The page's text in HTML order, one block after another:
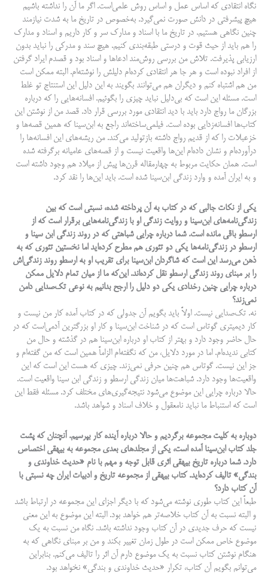
نگاه انتقادی که اساس عمل و اساس روش علمی‌است. اگر ما آن را نداشته باشیم
هیچ پیشرفتی در دانش صورت نمی‌گیرد. به‌خصوص در تاریخ ما به شدت نیازمند
چنین نگاهی هستیم. در تاریخ ما با اسناد و مدارک سر و کار داریم و اسناد و مدارک
را هم باید از حیث قوت و درستی طبقه‌بندی کنیم. هیچ سند و مدرکی را نباید بدون
ارزیابی پذیرفت. تلاش من بررسی روش‌مند ادعاها و اسناد بود و قصدم ایراد گرفتن
از افراد نبوده است و هر جا هر انتقادی کرده‌ام دلیلش را نوشته‌ام. البته ممکن است
من هم اشتباه کنم و دیگران هم می‌توانند بگویند به این دلیل این استنتاج تو غلط
است. مسئله این است که بی‌دلیل نباید چیزی را بگوئیم. افسانه‌هایی را که درباره
بزرگان ما رواج دارد باید با دید انتقادی مورد بررسی قرار داد. قصد من از نوشتن این
کتاب‌ها افسانه‌زدایی بوده است. فیلمی‌ساخته‌اند راجع به ابن‌سینا که همین قصه‌ها و
خزعبلات را که از قدیم رواج داشته بازتولید می‌کند. من ریشه‌های این افسانه‌ها را
درآورده‌ام و نشان داده‌ام این‌ها واقعیت نیست و از قصه‌های عامیانه برگرفته شده
است. همان حکایت مربوط به چهارمقاله قرن‌ها پیش از میلاد هم وجود داشته است
و به ایران آمده و وارد زندگی ابن‌سینا شده است. باید این‌ها را نقد کرد.
یکی از نکات جالبی که در کتاب به آن پرداخته شده، نسبتی است که بین
زندگی‌نامه‌های ابن‌سینا و روایت زندگی او با زندگی‌نامه‌هایی برقرار است که از
ارسطو باقی مانده است. شما درباره چرایی شباهتی که در روند زندگی ابن سینا و
ارسطو در زندگی‌نامه‌ها یکی دو تئوری هم مطرح کرده‌اید اما نخستین تئوری که به
ذهن می‌رسد این است که شاگردان ابن‌سینا برای تقریب او به ارسطو روند زندگی‌اش
را بر مبنای روند زندگی ارسطو نقل کرده‌اند. این‌که ما از میان تمام دلایل ممکن
درباره چرایی چنین رخدادی یکی دو دلیل را ارجح بدانیم به نوعی تک‌صدایی دامن
نمی‌زند؟
نه. تک‌صدایی نیست. اولاً باید بگویم آن جدولی که در کتاب آمده کار من نیست و
کار دیمیتری گوتاس است که در شناخت ابن‌سینا و کار او بزرگترین آدمی‌است که در
حال حاضر وجود دارد و بهتر از کتاب او درباره ابن‌سینا هم در گذشته و حال من
کتابی ندیده‌ام. اما در مورد دلایل، من که نگفته‌ام الزاماً همین است که من گفته‌ام و
جز این نیست. گوتاس هم چنین حرفی نمی‌زند. چیزی که هست این است که این
واقعیت‌ها وجود دارد. شباهت‌ها میان زندگی ارسطو و زندگی ابن سینا واقعیت است.
حالا درباره چرایی این موضوع می‌شود نتیجه‌گیری‌های مختلف کرد. مسئله فقط این
است که استنباط ما نباید نامعقول و خلاف اسناد و شواهد باشد.
دوباره به کلیت مجموعه برگردیم و حالا درباره آینده کار بپرسیم. آنچنان که پشت
جلد کتاب ابن‌سینا آمده است، یکی از مجلدهای بعدی مجموعه به بیهقی اختصاص
دارد. شما درباره تاریخ بیهقی اثری قابل توجه و مهم با نام «حدیث خداوندی و
بندگی» تالیف کرده‌اید. کتاب بیهقی از مجموعه تاریخ و ادبیات ایران چه نسبتی با
آن کتاب دارد؟
طبعاً این کتاب طوری نوشته می‌شود که با دیگر اجزای این مجموعه در ارتباط باشد
و البته نسبت به آن کتاب خلاصه‌تر هم خواهد بود. البته این موضوع به این معنی
نیست که حرف جدیدی در آن کتاب وجود نداشته باشد. نگاه من نسبت به یک
موضوع خاص ممکن است در طول زمان تغییر بکند و من بر مبنای نگاهی که به
هنگام نوشتن کتاب نسبت به یک موضوع دارم آن اثر را تالیف می‌کنم. بنابراین
می‌توانم بگویم آن کتاب، تکرار «حدیث خداوندی و بندگی» نخواهد بود.